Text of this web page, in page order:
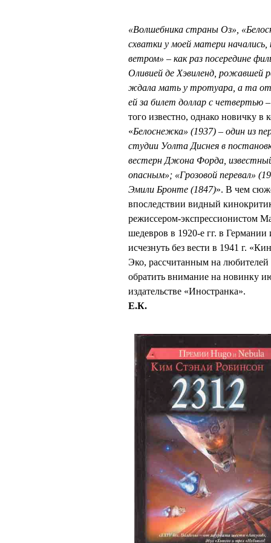
«Волшебника страны Оз»,
схватки у моей матери
ветром» – как раз посередине
Оливией де Хэвиленд, рожавшей
ждала мать у тротуара, а та
ей за билет доллар с четвертью
того известно, однако новичку в
«Белоснежка» (1937) – один из
студии Уолта Диснея в
вестерн Джона Форда,
опасным»; «Грозовой перевал»
Эмили Бронте (1847)». В чем
впоследствии видный
режиссером-экспрессионистом
шедевров в 1920-е гг. в
исчезнуть без вести в 1941 г.
Эко, рассчитанным на любителей
обратить внимание на новинку
издательстве «Иностранка».
Е.К.